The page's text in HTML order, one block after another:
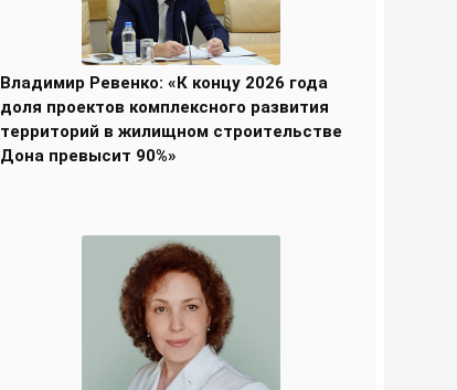
Владимир Ревенко: «К концу 2026 года
доля проектов комплексного развития
территорий в жилищном строительстве
Дона превысит 90%»